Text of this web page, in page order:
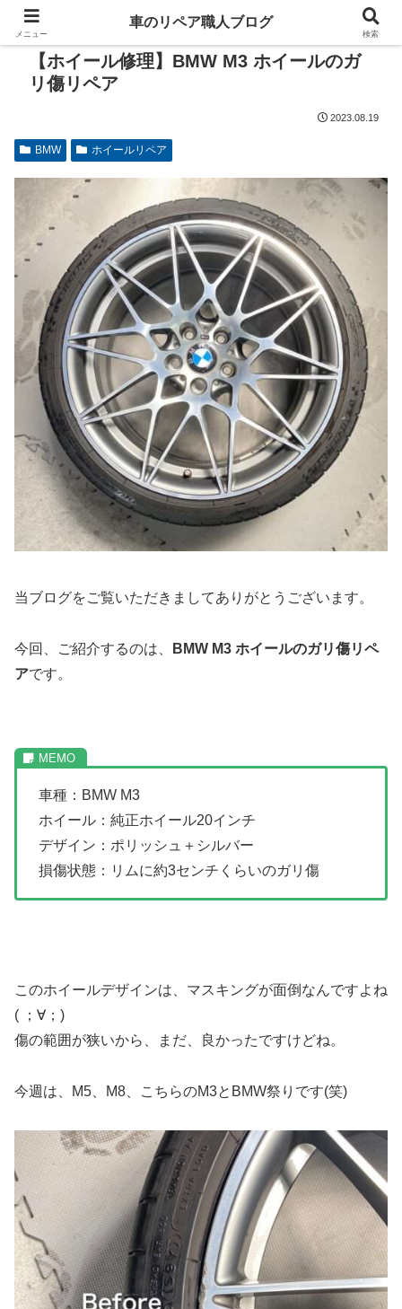
【ホイール修理】BMW M3 ホイールのガ
リ傷リペア
2023.08.19
BMW ホイールリペア
当ブログをご覧いただきましてありがとうございます。
今回、ご紹介するのは、 BMW M3 ホイールのガリ傷リペ
アです。
車種：BMW M3
ホイール：純正ホイール20インチ
デザイン：ポリッシュ＋シルバー
損傷状態：リムに約3センチくらいのガリ傷
このホイールデザインは、マスキングが面倒なんですよね
( ；∀；)
傷の範囲が狭いから、まだ、良かったですけどね。
今週は、M5、M8、こちらのM3とBMW祭りです(笑)
メニュー
車のリペア職人ブログ
検索